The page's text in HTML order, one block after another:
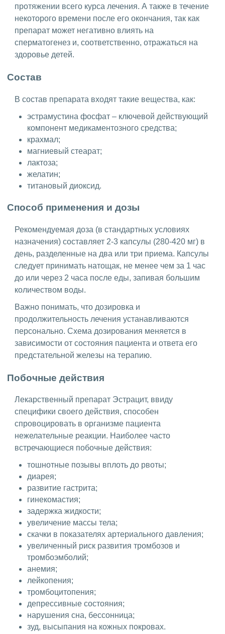
протяжении всего курса лечения. А также в течение
некоторого времени после его окончания, так как
препарат может негативно влиять на
сперматогенез и, соответственно, отражаться на
здоровье детей.
Состав
В состав препарата входят такие вещества, как:
эстрамустина фосфат – ключевой действующий
компонент медикаментозного средства;
крахмал;
магниевый стеарат;
лактоза;
желатин;
титановый диоксид.
Способ применения и дозы
Рекомендуемая доза (в стандартных условиях
назначения) составляет 2-3 капсулы (280-420 мг) в
день, разделенные на два или три приема. Капсулы
следует принимать натощак, не менее чем за 1 час
до или через 2 часа после еды, запивая большим
количеством воды.
Важно понимать, что дозировка и
продолжительность лечения устанавливаются
персонально. Схема дозирования меняется в
зависимости от состояния пациента и ответа его
предстательной железы на терапию.
Побочные действия
Лекарственный препарат Эстрацит, ввиду
специфики своего действия, способен
спровоцировать в организме пациента
нежелательные реакции. Наиболее часто
встречающиеся побочные действия:
тошнотные позывы вплоть до рвоты;
диарея;
развитие гастрита;
гинекомастия;
задержка жидкости;
увеличение массы тела;
скачки в показателях артериального давления;
увеличенный риск развития тромбозов и
тромбоэмболий;
анемия;
лейкопения;
тромбоцитопения;
депрессивные состояния;
нарушения сна, бессонница;
зуд, высыпания на кожных покровах.